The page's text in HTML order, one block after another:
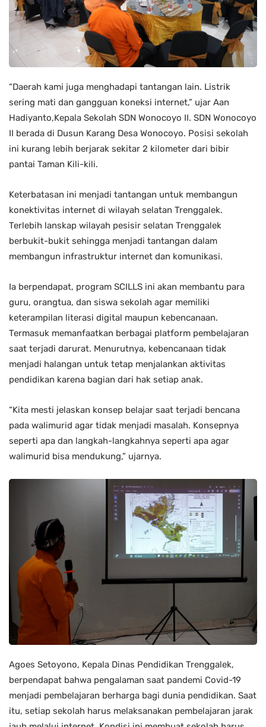
“Daerah kami juga menghadapi tantangan lain. Listrik
sering mati dan gangguan koneksi internet,” ujar Aan
Hadiyanto,Kepala Sekolah SDN Wonocoyo II. SDN Wonocoyo
II berada di Dusun Karang Desa Wonocoyo. Posisi sekolah
ini kurang lebih berjarak sekitar 2 kilometer dari bibir
pantai Taman Kili-kili.
Keterbatasan ini menjadi tantangan untuk membangun
konektivitas internet di wilayah selatan Trenggalek.
Terlebih lanskap wilayah pesisir selatan Trenggalek
berbukit-bukit sehingga menjadi tantangan dalam
membangun infrastruktur internet dan komunikasi.
Ia berpendapat, program SCILLS ini akan membantu para
guru, orangtua, dan siswa sekolah agar memiliki
keterampilan literasi digital maupun kebencanaan.
Termasuk memanfaatkan berbagai platform pembelajaran
saat terjadi darurat. Menurutnya, kebencanaan tidak
menjadi halangan untuk tetap menjalankan aktivitas
pendidikan karena bagian dari hak setiap anak.
“Kita mesti jelaskan konsep belajar saat terjadi bencana
pada walimurid agar tidak menjadi masalah. Konsepnya
seperti apa dan langkah-langkahnya seperti apa agar
walimurid bisa mendukung,” ujarnya.
Agoes Setoyono, Kepala Dinas Pendidikan Trenggalek,
berpendapat bahwa pengalaman saat pandemi Covid-19
menjadi pembelajaran berharga bagi dunia pendidikan. Saat
itu, setiap sekolah harus melaksanakan pembelajaran jarak